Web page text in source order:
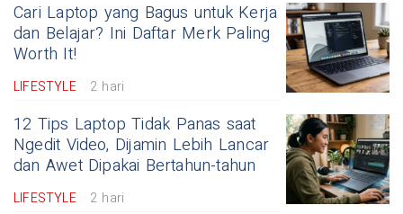
Cari Laptop yang Bagus untuk Kerja
dan Belajar? Ini Daftar Merk Paling
Worth It!
LIFESTYLE 2 hari
12 Tips Laptop Tidak Panas saat
Ngedit Video, Dijamin Lebih Lancar
dan Awet Dipakai Bertahun-tahun
LIFESTYLE 2 hari